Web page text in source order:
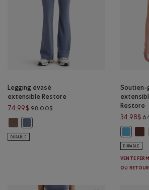
Legging évasé
extensible Restore
74,99$ 98,00$Prix réduit de 98,00$ à 74,99$
Legging évasé extensible Restore : BRUN
Legging évasé extensible Restore : MARÉE
DURABLE
Soutien-
Restore
34,98$
DURABLE
VENTE
OU